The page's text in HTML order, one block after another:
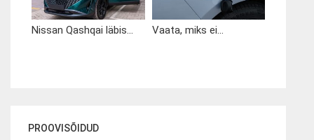
Nissan Qashqai läbis... Vaata, miks ei...
PROOVISÕIDUD